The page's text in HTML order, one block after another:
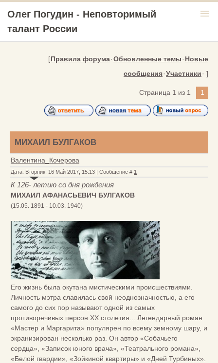
Олег Погудин - Неповторимый
талант России
menu
[Правила форума·Обновленные темы·Новые
сообщения·Участники· ]
Страница 1 из 1 1
МИХАИЛ БУЛГАКОВ
Валентина_Кочерова
Дата: Вторник, 16 Май 2017, 15:13 | Сообщение # 1
К 126- летию со дня рождения
МИХАИЛ АФАНАСЬЕВИЧ БУЛГАКОВ
(15.05. 1891 - 10.03. 1940)
Его жизнь была окутана мистическими происшествиями.
Личность мэтра славилась свой неоднозначностью, а его
самого до сих пор называют одной из самых
противоречивых персон ХХ столетия... Легендарный роман
«Мастер и Маргарита» популярен по всему земному шару, и
экранизирован несколько раз. Он автор «Собачьего
сердца», «Записок юного врача», «Театрального романа»,
«Белой гвардии», «Зойкиной квартиры» и «Дней Турбиных».